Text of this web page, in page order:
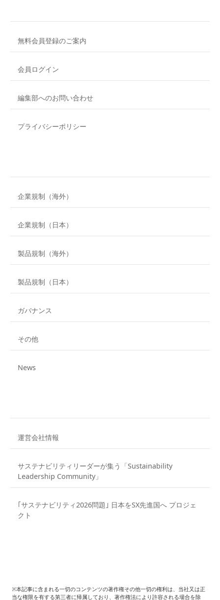
無料会員登録のご案内
会員ログイン
編集部へのお問い合わせ
プライバシーポリシー
企業規制（海外）
企業規制（日本）
製品規制（海外）
製品規制（日本）
ガバナンス
その他
News
運営会社情報
サステナビリティリーダーが集う「Sustainability
Leadership Community」
｢サステナビリティ2026問題｣ 日本をSX先進国へ プロジェ
クト
※本記事に含まれる一切のコンテンツの著作権その他一切の権利は、当社又は正
当な権限を有する第三者に帰属しており、著作権法により許容される場合を除